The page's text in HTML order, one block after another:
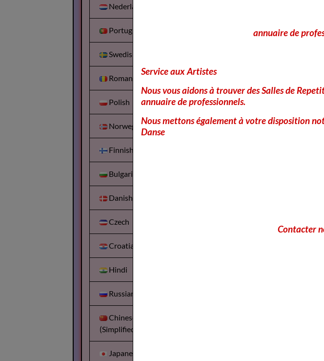
Nederlands
Portuguesa
Swedish
Romanian
Polish
Norwegian
Finnish
Bulgarian
Danish
Czech
Croatian
Hindi
Russian
Chinese
(Simplified)
Japanese
annuaire de
Service aux Artistes
Nous vous aidons à trouver des Salles de
annuaire de professionnels.
Nous mettons également à votre disposition
Danse
Contacter